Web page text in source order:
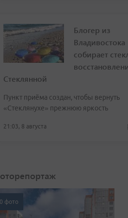
Блогер из
Владивостока
собирает
Стеклянной
Пункт приёма создан, чтобы вернуть
«Стеклянухе» прежнюю яркость
21:03, 8 августа
фото